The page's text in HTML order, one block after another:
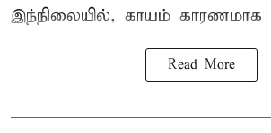
இந்நிலையில், காயம்
Read More